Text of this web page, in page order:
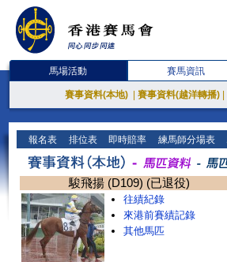
馬場活動 賽馬資訊
賽事資料(本地) 賽事資料(越洋轉播)
報名表 排位表 即時賠率 練馬師分場表
駿飛揚 (D109) (已退役)
往績紀錄
來港前賽績記錄
其他馬匹